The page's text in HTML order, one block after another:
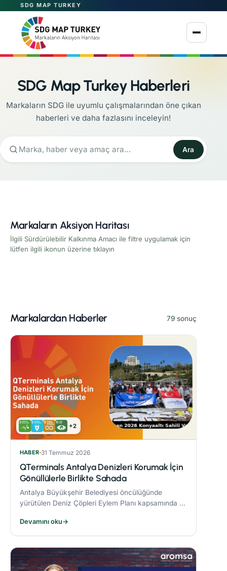
SDG MAP TURKEY
Menüyü aç
SDG Map Turkey Haberleri
Markaların SDG ile uyumlu çalışmalarından öne çıkan
haberleri ve daha fazlasını inceleyin!
Ara
Markaların Aksiyon Haritası
İlgili Sürdürülebilir Kalkınma Amacı ile filtre uygulamak için
lütfen ilgili ikonun üzerine tıklayın
Markalardan Haberler 79 sonuç
+2
HABER 31 Temmuz 2026
QTerminals Antalya Denizleri Korumak İçin
Gönüllülerle Birlikte Sahada
Antalya Büyükşehir Belediyesi öncülüğünde
yürütülen Deniz Çöpleri Eylem Planı kapsamında 11
etkinlikleri, çevre bilincinin artırılmasına önemli
katkı sağladı.
Devamını oku→